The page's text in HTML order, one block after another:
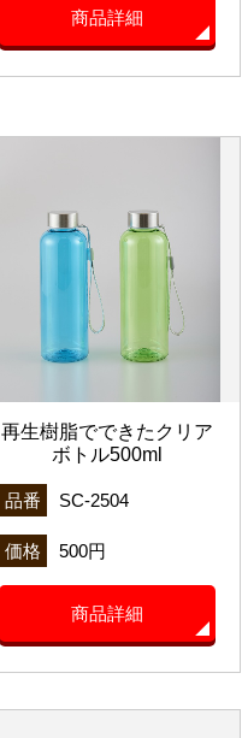
商品詳細
再生樹脂でできたクリア
ボトル500ml
品番 SC-2504
価格 500円
商品詳細